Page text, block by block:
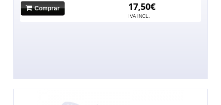
Comprar 17,50€
IVA INCL.